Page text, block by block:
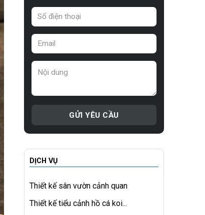
DỊCH VỤ
Thiết kế sân vườn cảnh quan
Thiết kế tiểu cảnh hồ cá koi...